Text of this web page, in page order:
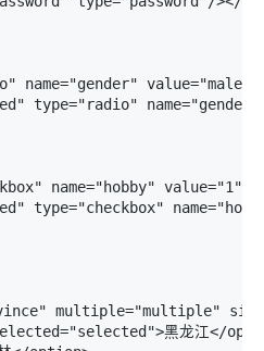
name="gender"
type="radio"
name="hobby" value="1" /
type="checkbox"
multiple="multiple"
黑龙江</